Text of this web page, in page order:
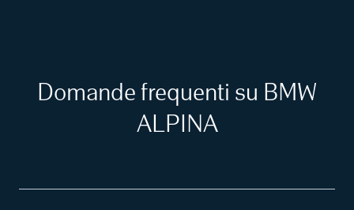
Domande frequenti su BMW
ALPINA